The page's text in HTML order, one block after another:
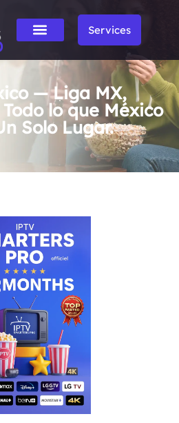
Services
— Liga MX,
Todo lo que México
Solo Lugar.